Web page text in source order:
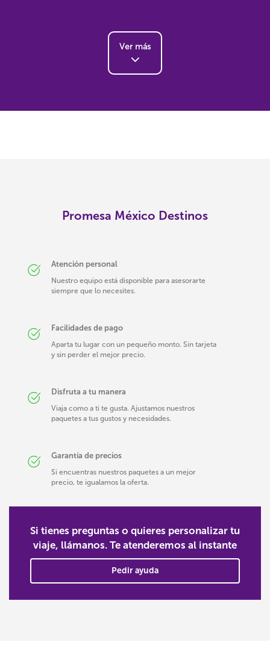
Ver más
Promesa México Destinos
Atención personal
Nuestro equipo está disponible para asesorarte
siempre que lo necesites.
Facilidades de pago
Aparta tu lugar con un pequeño monto. Sin tarjeta
y sin perder el mejor precio.
Disfruta a tu manera
Viaja como a ti te gusta. Ajustamos nuestros
paquetes a tus gustos y necesidades.
Garantía de precios
Si encuentras nuestros paquetes a un mejor
precio, te igualamos la oferta.
Si tienes preguntas o quieres personalizar tu
viaje, llámanos. Te atenderemos al instante
Pedir ayuda